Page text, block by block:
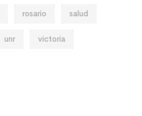
rosario salud
unr victoria